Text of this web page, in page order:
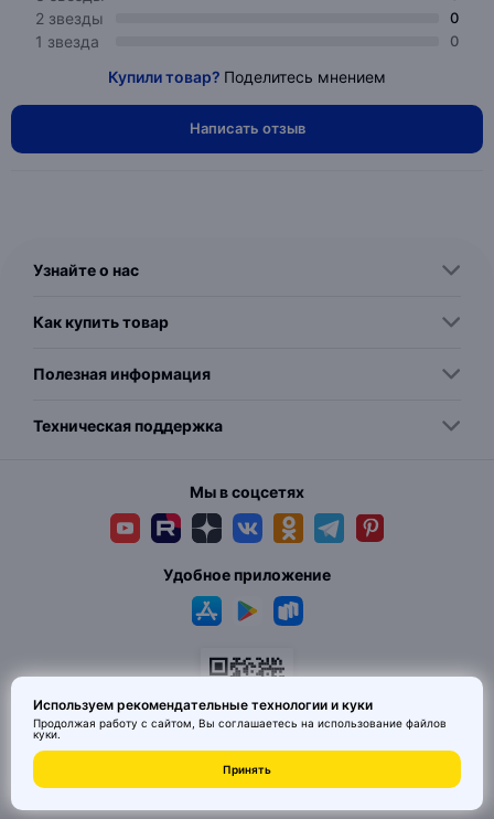
2 звезды 0
1 звезда 0
Купили товар? Поделитесь мнением
Написать отзыв
Узнайте о нас
Как купить товар
Полезная информация
Техническая поддержка
Мы в соцсетях
© 2026 MAI HE MAI. Маркетплейс дизайнерских товаров со всего
Китая по ценам заводов. Все права защищены.
Удобное приложение
Используем рекомендательные технологии и куки
Продолжая работу с сайтом, Вы соглашаетесь на использование файлов
куки.
Принять